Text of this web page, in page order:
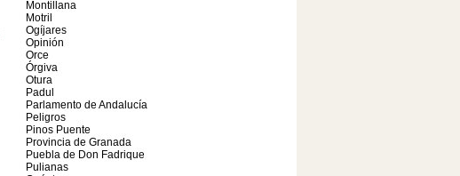
Montillana
Motril
Ogíjares
Opinión
Orce
Órgiva
Otura
Padul
Parlamento de Andalucía
Peligros
Pinos Puente
Provincia de Granada
Puebla de Don Fadrique
Pulianas